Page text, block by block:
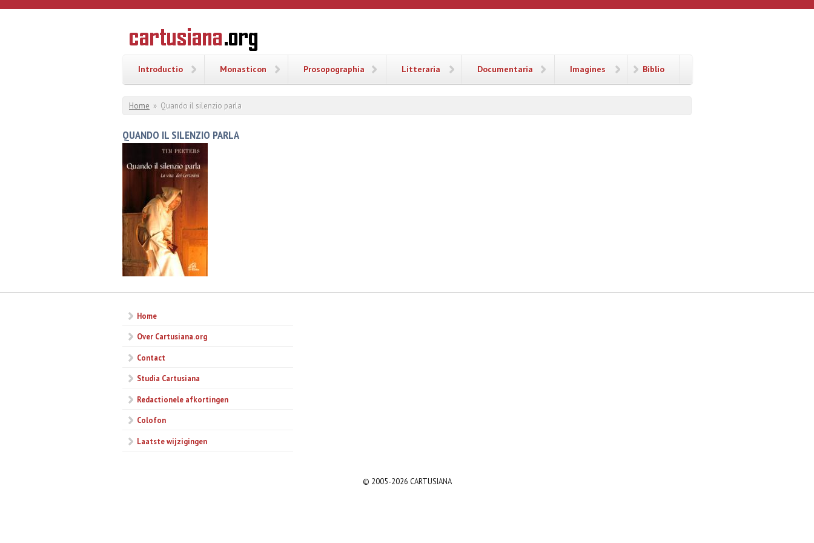
Overslaan en naar de inhoud gaan
CARTUSIANA
Geschiedenis
van de
Introductio Monasticon Prosopographia Litteraria Documentaria Imagines Biblio
U bent hier
Home » Quando il silenzio parla
QUANDO IL SILENZIO PARLA
Home
Over Cartusiana.org
Contact
Studia Cartusiana
Redactionele afkortingen
Colofon
Laatste wijzigingen
© 2005-2026 CARTUSIANA